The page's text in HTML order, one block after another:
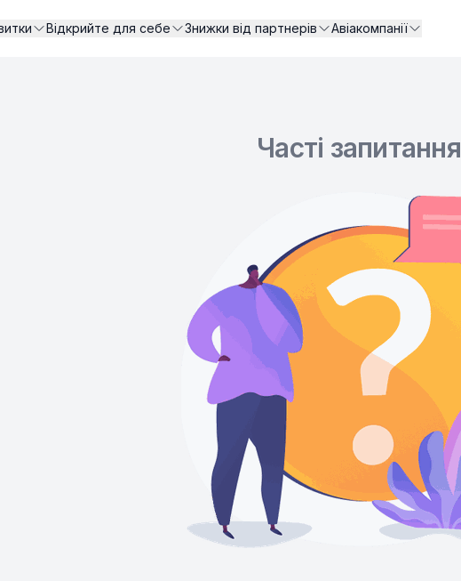
Відкрийте для себе Знижки від партнерів Авіакомпанії
Часті запитання